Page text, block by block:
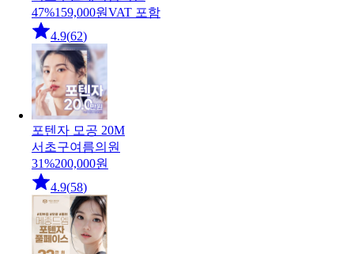
47%159,000원VAT 포함
4.9(62)
포텐자 모공 20M
서초구여름의원
31%200,000원
4.9(58)